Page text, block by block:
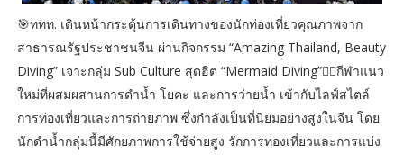
🎯ททท. เดินหน้ากระตุ้นการเดินทางของนักท่องเที่ยวคุณภาพจาก
สาธารณรัฐประชาชนจีน ผ่านกิจกรรม “Amazing Thailand, Beauty
Diving” เจาะกลุ่ม Sub Culture สุดฮิต “Mermaid Diving”🧜‍♂️กีฬาแนว
ใหม่ที่ผสมผสานการดำน้ำ โยคะ และการว่ายน้ำ เข้ากับไลฟ์สไตล์
การท่องเที่ยวและการถ่ายภาพ ซึ่งกำลังเป็นที่นิยมอย่างสูงในจีน โดย
นักดำน้ำกลุ่มนี้มีศักยภาพการใช้จ่ายสูง รักการท่องเที่ยวและการแบ่ง